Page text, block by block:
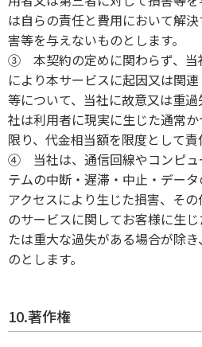
は自らの責任と費用において解
害等を与えないものとします。
③ 本契約の定めに関わらず、当
により本サービスに起因又は関
等について、当社に故意又は重
社は利用者に現実に生じた通常
限り、代金相当額を限度として責
④ 当社は、通信回線やコンピュ
テムの中断・遅滞・中止・デー
アクセスにより生じた損害、その
のサービスに関してお客様に生
たは重大な過失がある場合が除
のとします。
10.著作権